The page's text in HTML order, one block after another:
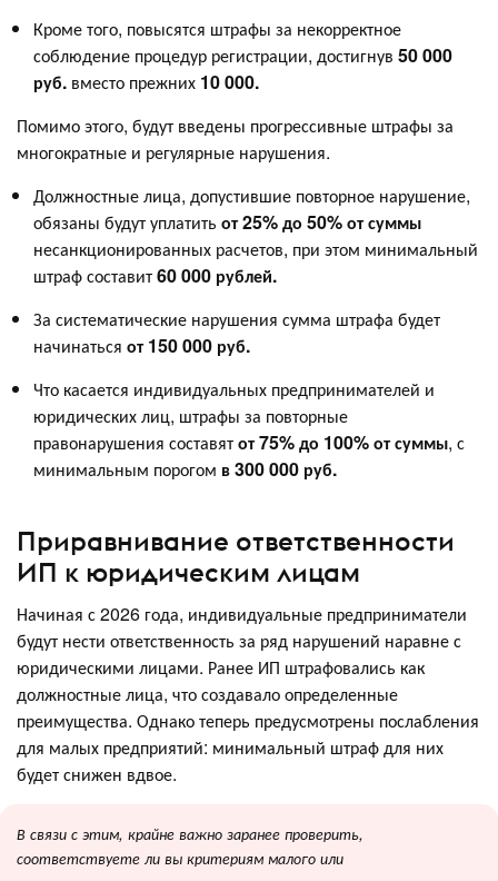
Кроме того, повысятся штрафы за некорректное
соблюдение процедур регистрации, достигнув 50 000
руб. вместо прежних 10 000.
Помимо этого, будут введены прогрессивные штрафы за
многократные и регулярные нарушения.
Должностные лица, допустившие повторное нарушение,
обязаны будут уплатить от 25% до 50% от суммы
несанкционированных расчетов, при этом минимальный
штраф составит60 000 рублей.
За систематические нарушения сумма штрафа будет
начинаться от 150 000 руб.
Что касается индивидуальных предпринимателей и
юридических лиц, штрафы за повторные
правонарушения составятот 75% до 100% от суммы, с
минимальным порогом в 300 000 руб.
Приравнивание ответственности
ИП к юридическим лицам
Начиная с 2026 года, индивидуальные предприниматели
будут нести ответственность за ряд нарушений наравне с
юридическими лицами. Ранее ИП штрафовались как
должностные лица, что создавало определенные
преимущества. Однако теперь предусмотрены послабления
для малых предприятий: минимальный штраф для них
будет снижен вдвое.
В связи с этим, крайне важно заранее проверить,
соответствуете ли вы критериям малого или